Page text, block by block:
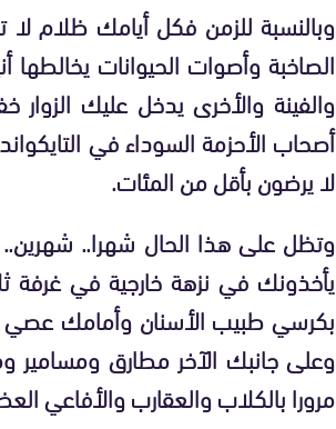
وبالنسبة للزمن فكل أيامك ظلام
الصاخبة وأصوات الحيوانات يخالطها
والفينة والأخرى يدخل عليك
أصحاب الأحزمة السوداء في
لا يرضون بأقل من المئات.
وتظل على هذا الحال شهرا..
يأخذونك في نزهة خارجية في غرفة
بكرسي طبيب الأسنان وأمامك عصي
وعلى جانبك الآخر مطارق ومسامير
مرورا بالكلاب والعقارب والأفاعي